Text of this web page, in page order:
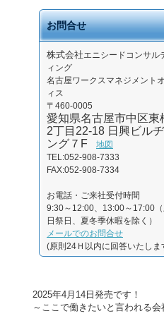
お問合せ
株式会社エニシードコンサル
ィング
名古屋ワークスマネジメント
ィス
〒460-0005
愛知県名古屋市中区東
2丁目22-18 日興ビルヂ
ング７F
地図
TEL:052-908-7333
FAX:052-908-7334
お電話・ご来社受付時間
9:30～12:00、13:00～17:00（
日祭日、夏冬季休暇を除く）
メールでのお問合せ
(原則24Ｈ以内に回答いたしま
2025年4月14日発売です！
～ここで働きたいと言われる会